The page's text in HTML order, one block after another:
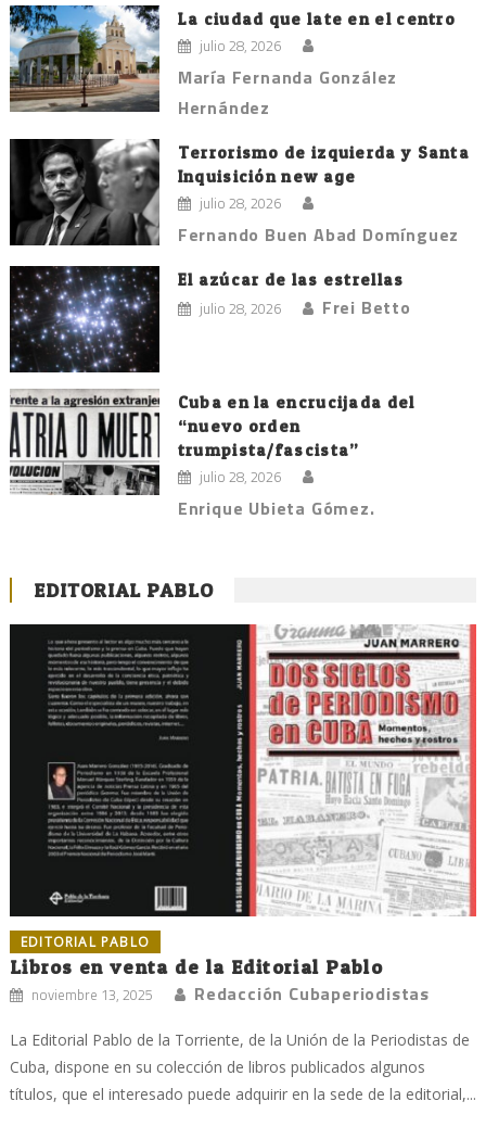
La ciudad que late en el centro
julio 28, 2026
María Fernanda González
Hernández
Terrorismo de izquierda y Santa
Inquisición new age
julio 28, 2026
Fernando Buen Abad Domínguez
El azúcar de las estrellas
julio 28, 2026 Frei Betto
Cuba en la encrucijada del
“nuevo orden
trumpista/fascista”
julio 28, 2026
Enrique Ubieta Gómez.
EDITORIAL PABLO
EDITORIAL PABLO
Libros en venta de la Editorial Pablo
noviembre 13, 2025 Redacción Cubaperiodistas
La Editorial Pablo de la Torriente, de la Unión de la Periodistas de
Cuba, dispone en su colección de libros publicados algunos
títulos, que el interesado puede adquirir en la sede de la editorial,...